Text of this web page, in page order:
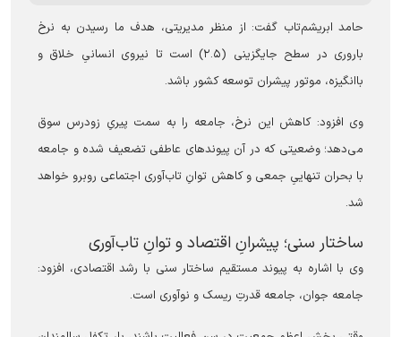
حامد ابریشم‌تاب گفت: از منظر مدیریتی، هدف ما رسیدن به نرخ
باروری در سطح جایگزینی (۲.۵) است تا نیروی انسانیِ خلاق و
باانگیزه، موتور پیشران توسعه کشور باشد.
وی افزود: کاهش این نرخ، جامعه را به سمت پیریِ زودرس سوق
می‌دهد؛ وضعیتی که در آن پیوندهای عاطفی تضعیف شده و جامعه
با بحران تنهاییِ جمعی و کاهش توانِ تاب‌آوری اجتماعی روبرو خواهد
شد.
ساختار سنی؛ پیشرانِ اقتصاد و توانِ تاب‌آوری
وی با اشاره به پیوند مستقیم ساختار سنی با رشد اقتصادی، افزود:
جامعه جوان، جامعه قدرتِ ریسک و نوآوری است.